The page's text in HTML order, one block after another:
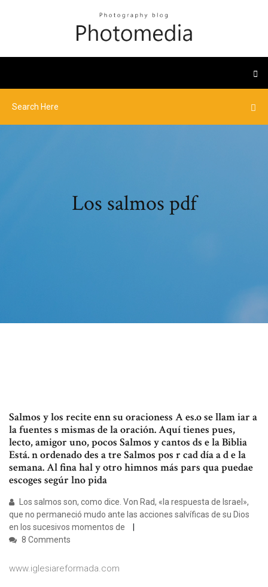
Los salmos pdf
Salmos y los recite enn su oracioness A es.o se llam iar a
la fuentes s mismas de la oración. Aquí tienes pues,
lecto, amigor uno, pocos Salmos y cantos ds e la Biblia
Está. n ordenado des a tre Salmos pos r cad día a d e la
semana. Al fina hal y otro himnos más pars qua puedae
escoges segúr lno pida
Los salmos son, como dice. Von Rad, «la respuesta de Israel»,
que no permaneció mudo ante las acciones salvíficas de su Dios
en los sucesivos momentos de
8 Comments
www.iglesiareformada.com